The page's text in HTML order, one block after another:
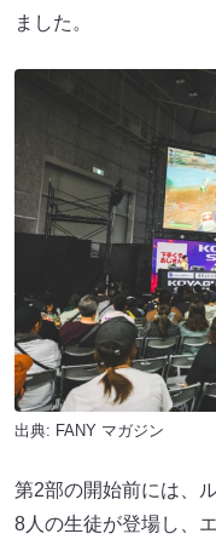
ました。
出典: FANY マガジン
第2部の開始前には、
8人の生徒が登場し、